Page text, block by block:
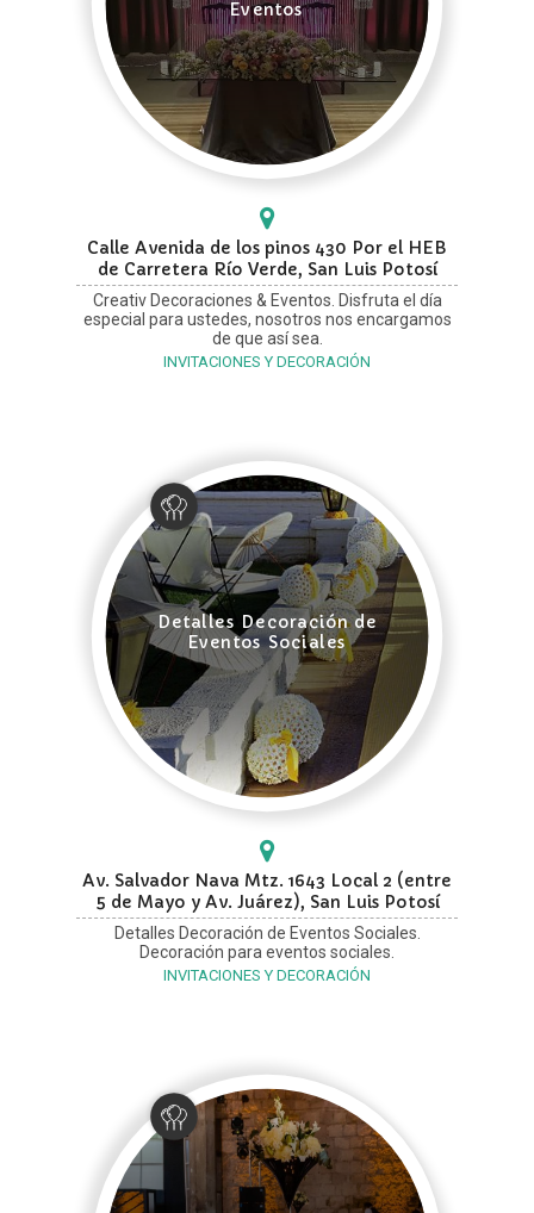
Eventos
Calle Avenida de los pinos 430 Por el HEB
de Carretera Río Verde, San Luis Potosí
Creativ Decoraciones & Eventos. Disfruta el día
especial para ustedes, nosotros nos encargamos
de que así sea.
INVITACIONES Y DECORACIÓN
Detalles Decoración de
Eventos Sociales
Av. Salvador Nava Mtz. 1643 Local 2 (entre
5 de Mayo y Av. Juárez), San Luis Potosí
Detalles Decoración de Eventos Sociales.
Decoración para eventos sociales.
INVITACIONES Y DECORACIÓN